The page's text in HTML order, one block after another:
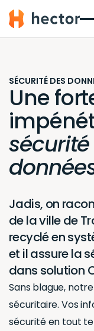
Hector
SÉCURITÉ DES
Une
Jadis, on
de la ville de
recyclé en
et il assure la
dans solution
Sans blague,
sécuritaire. Vos
sécurité en tout